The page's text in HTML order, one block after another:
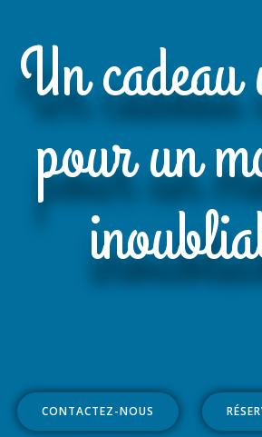
Un cadeau
pour un
CONTACTEZ-NOUS